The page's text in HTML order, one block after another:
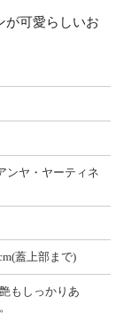
が可愛らしいお
ンヤ・ヤーティネ
蓋上部まで)
もしっかりあ